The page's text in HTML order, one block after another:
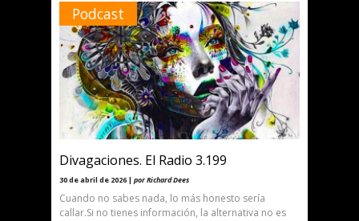
Podcast
Divagaciones. El Radio 3.199
30 de abril de 2026 | por Richard Dees
Cuando no sabes nada, lo más honesto sería
callar.Si no tienes información, la alternativa no es